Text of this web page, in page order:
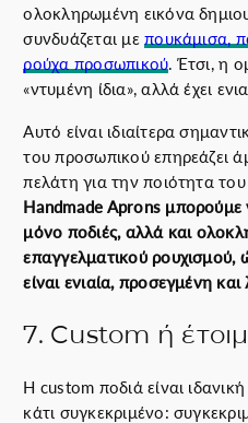
ολοκληρωμένη εικόνα
συνδυάζεται μεπουκάμισα,
ρούχα προσωπικού. Έτσι, η
«ντυμένη ίδια», αλλά έχει
Αυτό είναι ιδιαίτερα
του προσωπικού επηρεάζει
πελάτη για την ποιότητα
Handmade Aprons μπορούμε
μόνο ποδιές, αλλά και
επαγγελματικού
είναι ενιαία, προσεγμένη και
7. Custom ή
Η custom ποδιά είναι
κάτι συγκεκριμένο: